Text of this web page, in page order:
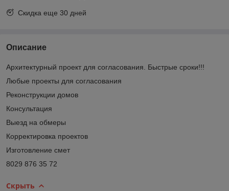
Скидка еще 30 дней
Описание
Архитектурный проект для согласования. Быстрые сроки!!!
Любые проекты для согласования
Реконструкции домов
Консультация
Выезд на обмеры
Корректировка проектов
Изготовление смет
8029 876 35 72
Скрыть